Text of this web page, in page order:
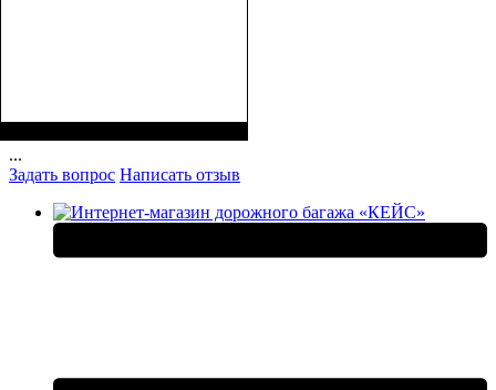
...
Задать вопрос Написать отзыв